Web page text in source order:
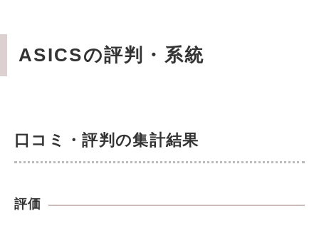
ASICSの評判・系統
口コミ・評判の集計結果
評価